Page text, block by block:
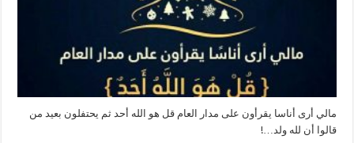
مالي أرى أناسا يقرأون على مدار العام قل هو الله أحد ثم يحتفلون بعيد من
قالوا أن لله ولد…!